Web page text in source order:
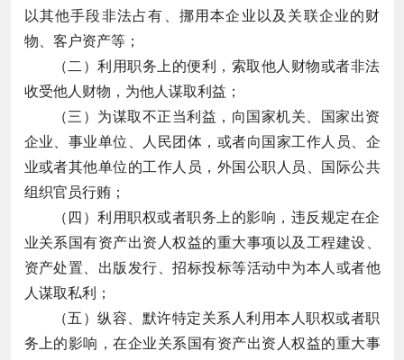
以其他手段非法占有、挪用本企业以及关联企业的财
物、客户资产等；
（二）利用职务上的便利，索取他人财物或者非法
收受他人财物，为他人谋取利益；
（三）为谋取不正当利益，向国家机关、国家出资
企业、事业单位、人民团体，或者向国家工作人员、企
业或者其他单位的工作人员，外国公职人员、国际公共
组织官员行贿；
（四）利用职权或者职务上的影响，违反规定在企
业关系国有资产出资人权益的重大事项以及工程建设、
资产处置、出版发行、招标投标等活动中为本人或者他
人谋取私利；
（五）纵容、默许特定关系人利用本人职权或者职
务上的影响，在企业关系国有资产出资人权益的重大事